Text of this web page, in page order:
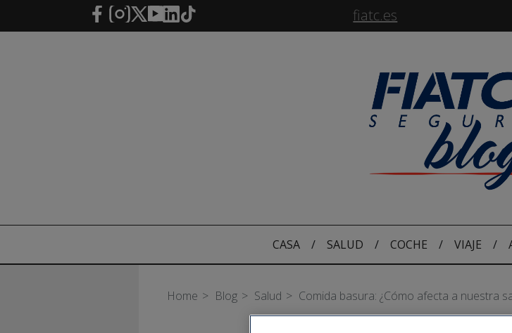
Saltar al contenido principal fiatc.es
CASA / SALUD / COCHE / VIAJE /
Home Blog Salud Comida basura: ¿Cómo afecta a nuestra